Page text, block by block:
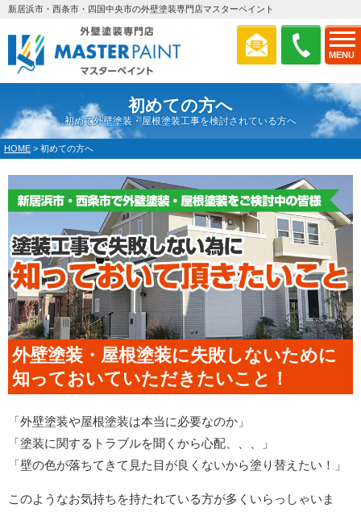
MENU
新居浜市・西条市・四国中央市の外壁塗装専門店マスターペイント
初めての方へ
初めて外壁塗装・屋根塗装工事を検討されている方へ
HOME > 初めての方へ
外壁塗装・屋根塗装に失敗しないために
知っておいていただきたいこと！
「外壁塗装や屋根塗装は本当に必要なのか」
「塗装に関するトラブルを聞くから心配、、、」
「壁の色が落ちてきて見た目が良くないから塗り替えたい！」
このようなお気持ちを持たれている方が多くいらっしゃいま